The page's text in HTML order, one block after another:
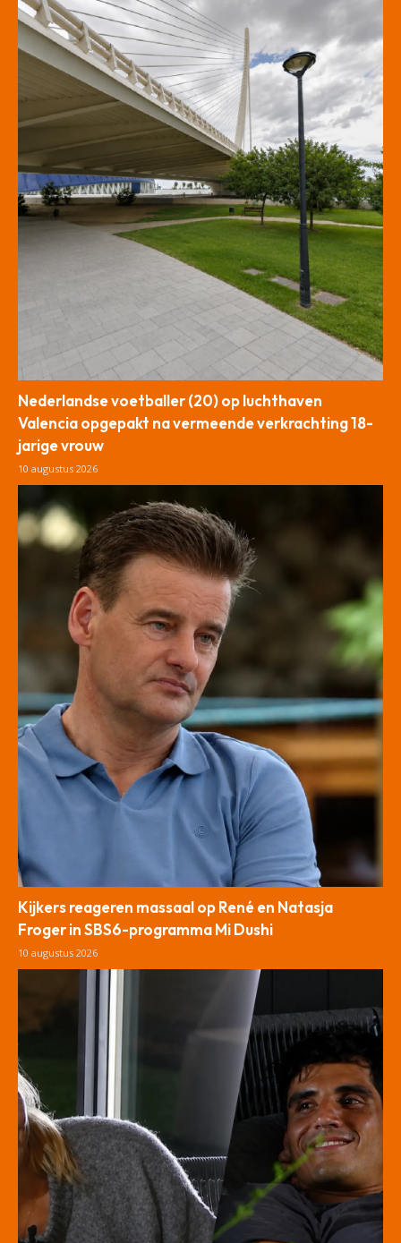
Nederlandse voetballer (20) op luchthaven
Valencia opgepakt na vermeende verkrachting 18-
jarige vrouw
10 augustus 2026
Kijkers reageren massaal op René en Natasja
Froger in SBS6-programma Mi Dushi
10 augustus 2026